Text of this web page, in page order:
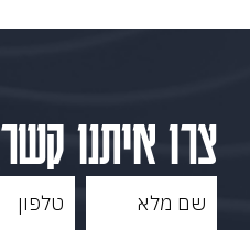
צרו איתנו קשר